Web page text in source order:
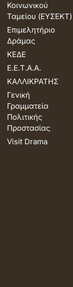
Κοινωνικού
Ταμείου (ΕΥΣΕΚΤ)
Επιμελητήριο
Δράμας
ΚΕΔΕ
Ε.Ε.Τ.Α.Α.
ΚΑΛΛΙΚΡΑΤΗΣ
Γενική
Γραμματεία
Πολιτικής
Προστασίας
Visit Drama